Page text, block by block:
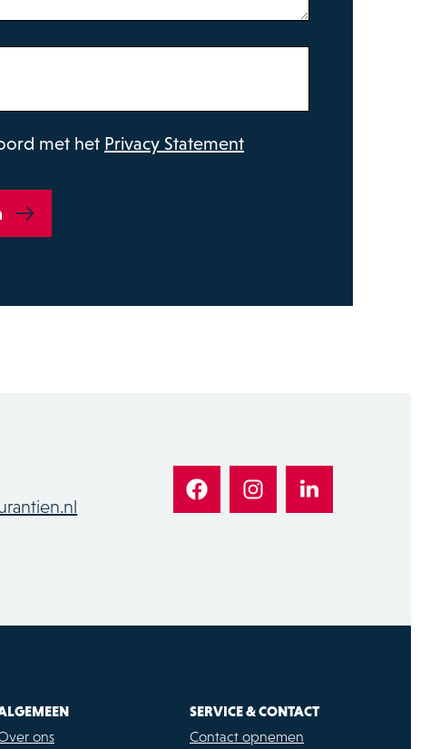
met het Privacy Statement
ons
SERVICE & CONTACT
Contact opnemen